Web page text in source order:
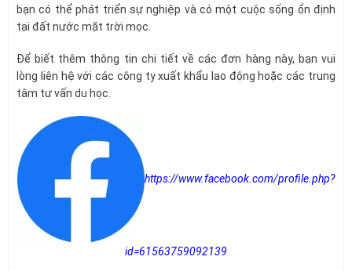
bạn có thể phát triển sự nghiệp và có một cuộc sống ổn định
tại đất nước mặt trời mọc.
Để biết thêm thông tin chi tiết về các đơn hàng này, bạn vui
lòng liên hệ với các công ty xuất khẩu lao động hoặc các trung
tâm tư vấn du học.
https://www.facebook.com/profile.php?
id=61563759092139